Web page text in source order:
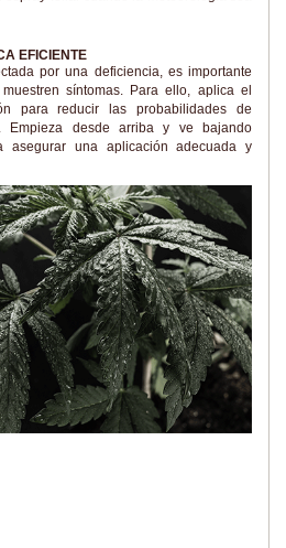
EFICIENTE
por una deficiencia, es importante
síntomas. Para ello, aplica el
para reducir las probabilidades de
Empieza desde arriba y ve bajando
asegurar una aplicación adecuada y